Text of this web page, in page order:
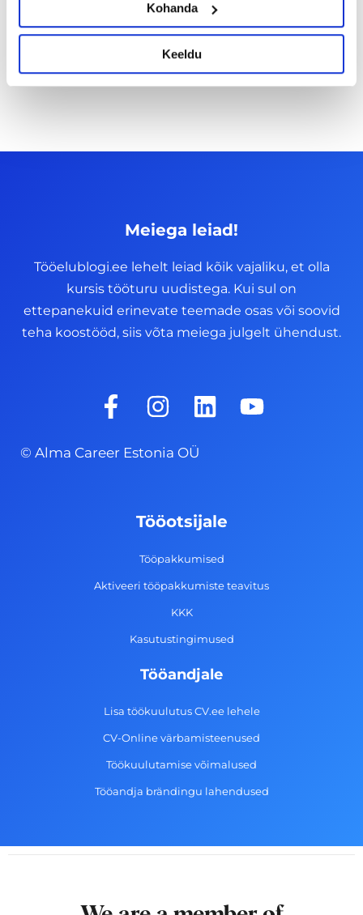
Kohanda
Keeldu
Meiega leiad!
Tööelublogi.ee lehelt leiad kõik vajaliku, et olla
kursis tööturu uudistega. Kui sul on
ettepanekuid erinevate teemade osas või soovid
teha koostööd, siis võta meiega julgelt ühendust.
F
a
e
-
I
n
s
t
g
a
m
L
i
d
n
Y
o
© Alma Career Estonia OÜ
Tööotsijale
Tööpakkumised
Aktiveeri tööpakkumiste teavitus
KKK
Kasutustingimused
Tööandjale
Lisa töökuulutus CV.ee lehele
CV-Online värbamisteenused
Töökuulutamise võimalused
Tööandja brändingu lahendused